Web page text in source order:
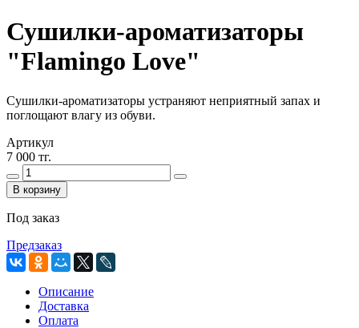
Сушилки-ароматизаторы
"Flamingo Love"
Сушилки-ароматизаторы устраняют неприятный запах и
поглощают влагу из обуви.
Артикул
7 000 тг.
В корзину
Под заказ
Предзаказ
Описание
Доставка
Оплата